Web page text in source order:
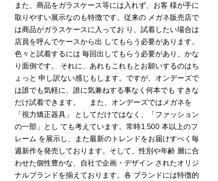
また、商品をガラスケース等には入れず、お客 様が手に
取りやすい展示なのも特徴です。従来の メガネ販売店で
は商品がガラスケースに入ってお り、試着したい場合は
店員を呼んでケースから出 してもらう必要があります。
色々と試着するには 毎回出してもらう必要があり、かな
り面倒です。 それに、あれもこれもとお願いするのはち
ょっと 申し訳ない感じもします。ですが、オンデーズで
は誰でも気軽に、誰に気兼ねする事なく何本でも すきな
だけ試着できます。 また、オンデーズではメガネを
「視力矯正器具」 としてだけではなく、「ファッション
の一部」とし ても考えています。常時1,500 本以上のフ
レーム を展示し、また最新のトレンドをお届けすべく毎
週新作を発売しております。そして、性別や年齢 層に合
わせた個性豊かな、自社で企画・デザイン されたオリジ
ナルブランドを揃えております。各 ブランドには特徴的